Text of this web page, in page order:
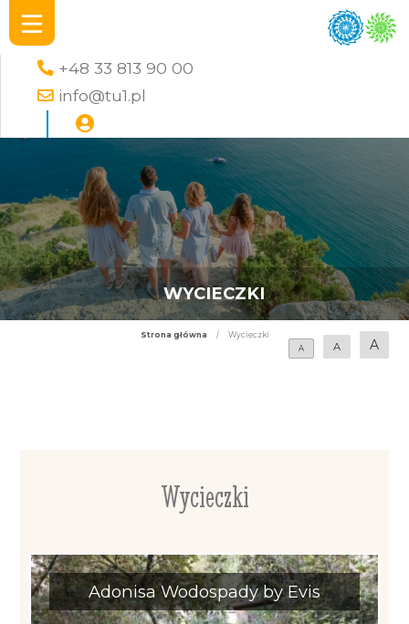
+48 33 813 90 00
info@tu1.pl
WYCIECZKI
Strona główna /
Wycieczki
A
A A
Wycieczki
Adonisa Wodospady by Evis